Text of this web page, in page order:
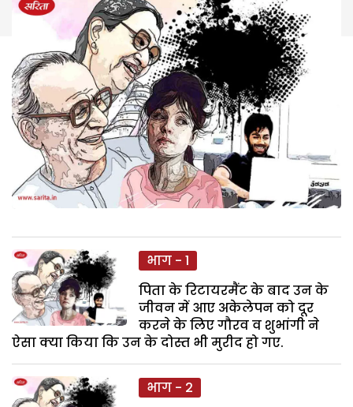
भाग - 1
पिता के रिटायरमैंट के बाद उन के
जीवन में आए अकेलेपन को दूर
करने के लिए गौरव व शुभांगी ने
ऐसा क्या किया कि उन के दोस्त भी मुरीद हो गए.
भाग - 2